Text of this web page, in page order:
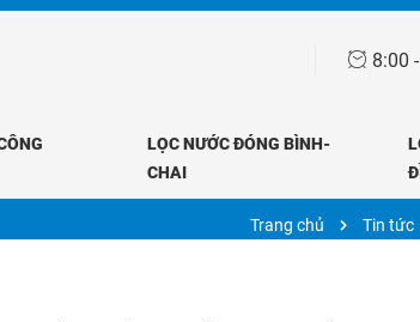
8:00
LỌC NƯỚC ĐÓNG BÌNH-
CHAI
TIN
Trang chủ Tin tức